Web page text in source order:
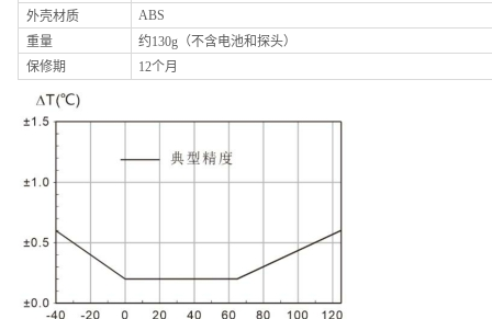
外壳材质
ABS
重量
约130g （不含电池和探头）
保修期
12个月